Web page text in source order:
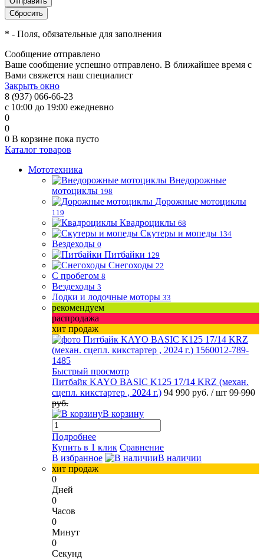
* - Поля, обязательные для заполнения
Сообщение отправлено
Ваше сообщение успешно отправлено. В ближайшее время с
Вами свяжется наш специалист
Закрыть окно
8 (937) 066-66-23
с 10:00 до 19:00 ежедневно
0
0
0 В корзине пока пусто
Каталог товаров
Мототехника
Внедорожные
мотоциклы 198
Дорожные мотоциклы
119
Квадроциклы 68
Скутеры и мопеды 134
Вездеходы 0
Питбайки 129
Снегоходы 22
С пробегом 8
Вездеходы 3
Лодки и лодочные моторы 33
рекомендуем
распродажа
хит продаж
Быстрый просмотр
Питбайк KAYO BASIC K125 17/14 KRZ (механ.
сцепл. кикстартер , 2024 г.) 94 990 руб. / шт 99 990
руб.
В корзину
Подробнее
Купить в 1 клик Сравнение
В избранное
В наличии
хит продаж
0
Дней
0
Часов
0
Минут
0
Секунд